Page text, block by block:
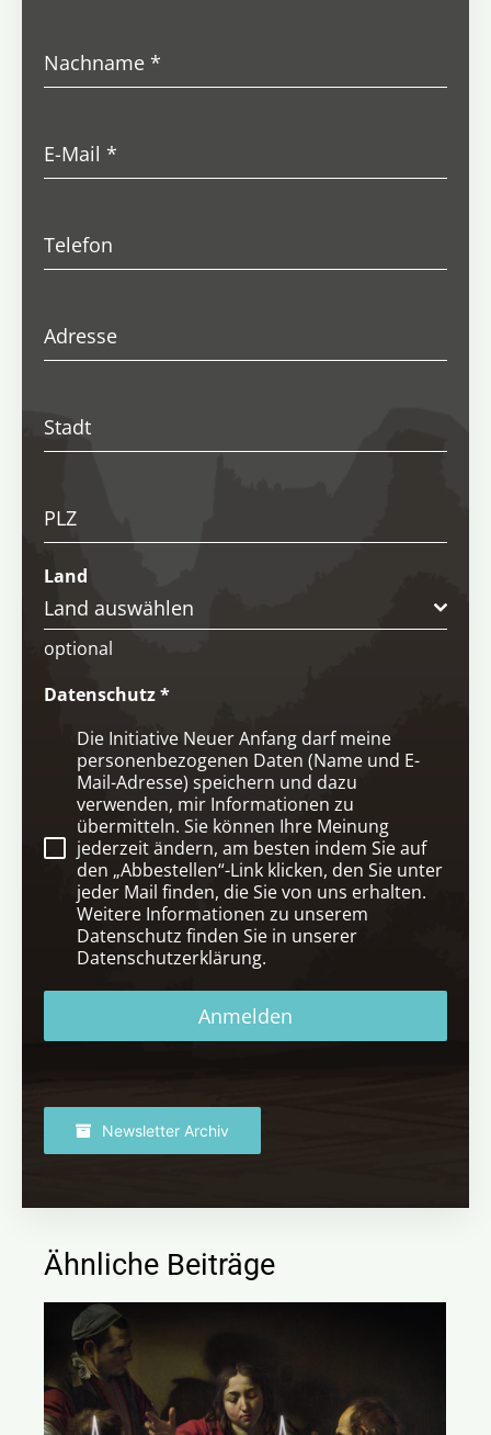
Nachname*
E-Mail*
Telefon
Adresse
Stadt
PLZ
Land
Land auswählen
optional
Datenschutz*
Die Initiative Neuer Anfang darf meine
personenbezogenen Daten (Name und E-
Mail-Adresse) speichern und dazu
verwenden, mir Informationen zu
übermitteln. Sie können Ihre Meinung
jederzeit ändern, am besten indem Sie auf
den „Abbestellen“-Link klicken, den Sie unter
jeder Mail finden, die Sie von uns erhalten.
Weitere Informationen zu unserem
Datenschutz finden Sie in unserer
Datenschutzerklärung.
Anmelden
Newsletter Archiv
Ähnliche Beiträge